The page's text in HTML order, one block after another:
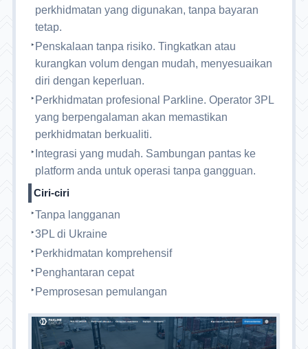
perkhidmatan yang digunakan, tanpa bayaran
tetap.
Penskalaan tanpa risiko. Tingkatkan atau
kurangkan volum dengan mudah, menyesuaikan
diri dengan keperluan.
Perkhidmatan profesional Parkline. Operator 3PL
yang berpengalaman akan memastikan
perkhidmatan berkualiti.
Integrasi yang mudah. Sambungan pantas ke
platform anda untuk operasi tanpa gangguan.
Ciri-ciri
Tanpa langganan
3PL di Ukraine
Perkhidmatan komprehensif
Penghantaran cepat
Pemprosesan pemulangan